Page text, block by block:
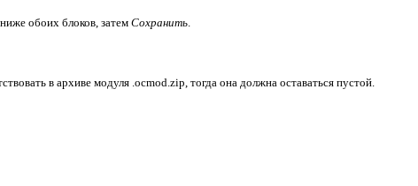
обоих блоков, затем Сохранить
в архиве модуля .ocmod.zip, тогда она должна оставаться пустой.